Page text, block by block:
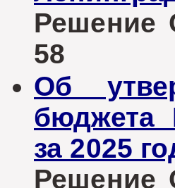
Решение
58
Об
бюджета
за 2025
Решение